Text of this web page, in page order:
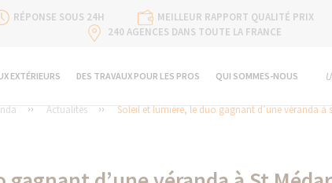
RÉPONSE SOUS 24H MEILLEUR RAPPORT QUALITÉ PRIX
240 AGENCES DANS TOUTE LA FRANCE
EXTÉRIEURS DES TRAVAUX POUR LES PROS QUI SOMMES-NOUS
Actualités Soleil et lumière, le duo gagnant d’une véranda à